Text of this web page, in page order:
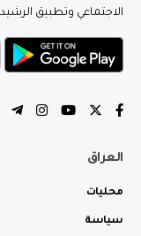
الاجتماعي وتطبيق
العراق
محليات
سياسة